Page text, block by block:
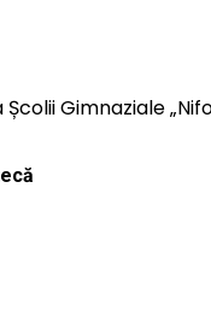
Gimnaziale